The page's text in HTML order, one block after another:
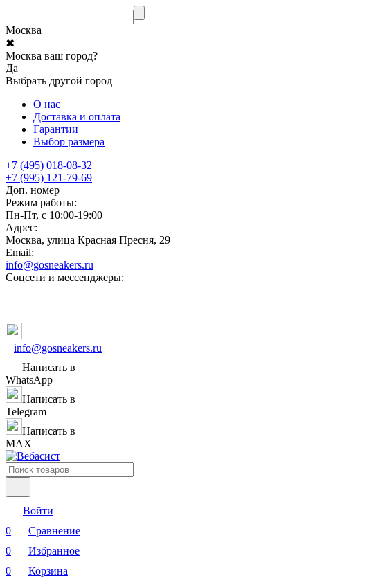
Москва
✖
Москва ваш город?
Да
Выбрать другой город
О нас
Доставка и оплата
Гарантии
Выбор размера
+7 (495) 018-08-32
+7 (995) 121-79-69
Доп. номер
Режим работы:
Пн-Пт, с 10:00-19:00
Адрес:
Москва, улица Красная Пресня, 29
Email:
info@gosneakers.ru
Соцсети и мессенджеры:
info@gosneakers.ru
Написать в
WhatsApp
Написать в
Telegram
Написать в
MAX
Войти
0
Сравнение
0
Избранное
0
Корзина